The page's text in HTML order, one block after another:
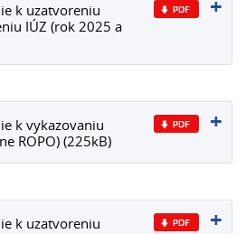
k uzatvoreniu
IÚZ (rok 2025 a
k vykazovaniu
ROPO) (225kB)
k uzatvoreniu